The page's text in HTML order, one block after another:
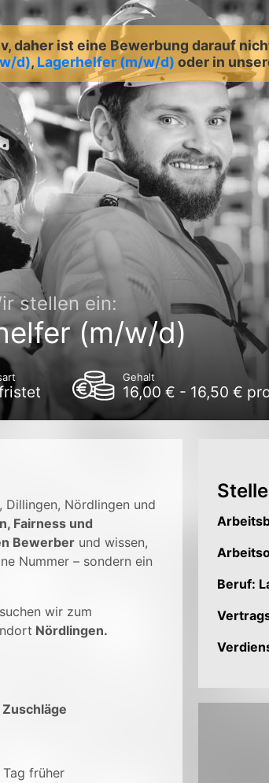
daher ist eine Bewerbung darauf
d), Lagerhelfer (m/w/d) oder in
stellen ein:
(m/w/d)
Gehalt
16,00 € - 16,50 €
Nördlingen und
Fairness und
Bewerber und wissen,
Nummer – sondern ein
suchen wir zum
Nördlingen.
früher
Beruf: